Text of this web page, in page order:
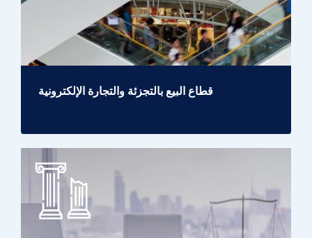
قطاع البيع بالتجزئة والتجارة الإلكترونية